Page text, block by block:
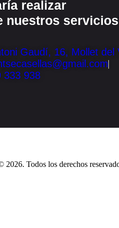
realizar
nuestros
Gaudí, 16, Mollet del
333 938
2026. Todos los derechos